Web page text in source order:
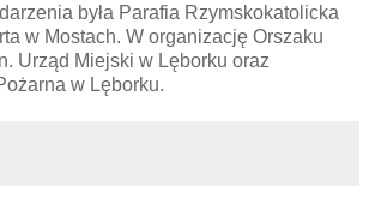
była Parafia Rzymskokatolicka
w Mostach. W organizację Orszaku
Urząd Miejski w Lęborku oraz
w Lęborku.